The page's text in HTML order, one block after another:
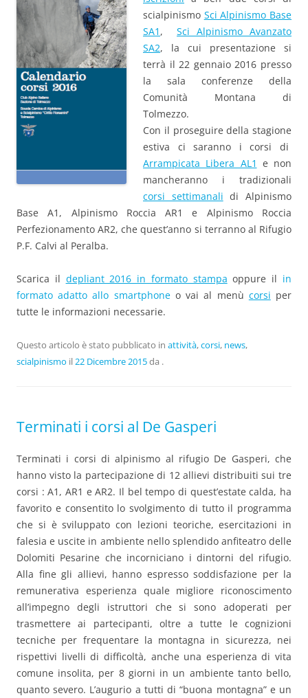
scialpinismo Sci Alpinismo Base
SA1 , Sci Alpinismo Avanzato
SA2, la cui presentazione si
terrà il 22 gennaio 2016 presso
la sala conferenze della
Comunità Montana di
Tolmezzo.
Con il proseguire della stagione
estiva ci saranno i corsi di
Arrampicata Libera AL1 e non
mancheranno i tradizionali
corsi settimanali di Alpinismo
Base A1, Alpinismo Roccia AR1 e Alpinismo Roccia
Perfezionamento AR2, che quest’anno si terranno al Rifugio
P.F. Calvi al Peralba.
Scarica il depliant 2016 in formato stampa oppure il in
formato adatto allo smartphoneo vai al menù corsi per
tutte le informazioni necessarie.
Questo articolo è stato pubblicato in attività,corsi, news,
scialpinismo il22 Dicembre 2015da .
Terminati i corsi al De Gasperi
Terminati i corsi di alpinismo al rifugio De Gasperi, che
hanno visto la partecipazione di 12 allievi distribuiti sui tre
corsi : A1, AR1 e AR2. Il bel tempo di quest’estate calda, ha
favorito e consentito lo svolgimento di tutto il programma
che si è sviluppato con lezioni teoriche, esercitazioni in
falesia e uscite in ambiente nello splendido anfiteatro delle
Dolomiti Pesarine che incorniciano i dintorni del rifugio.
Alla fine gli allievi, hanno espresso soddisfazione per la
remunerativa esperienza quale migliore riconoscimento
all’impegno degli istruttori che si sono adoperati per
trasmettere ai partecipanti, oltre a tutte le cognizioni
tecniche per frequentare la montagna in sicurezza, nei
rispettivi livelli di difficoltà, anche una esperienza di vita
comune insolita, per 8 giorni in un ambiente tanto bello,
quanto severo. L’augurio a tutti di “buona montagna” e un